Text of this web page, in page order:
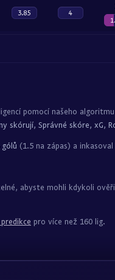
3.85 4
pomocí našeho algoritmu
skórují, Správné skóre, xG,
gólů (1.5 na zápas) a
abyste mohli kdykoli
pro více než 160 lig.